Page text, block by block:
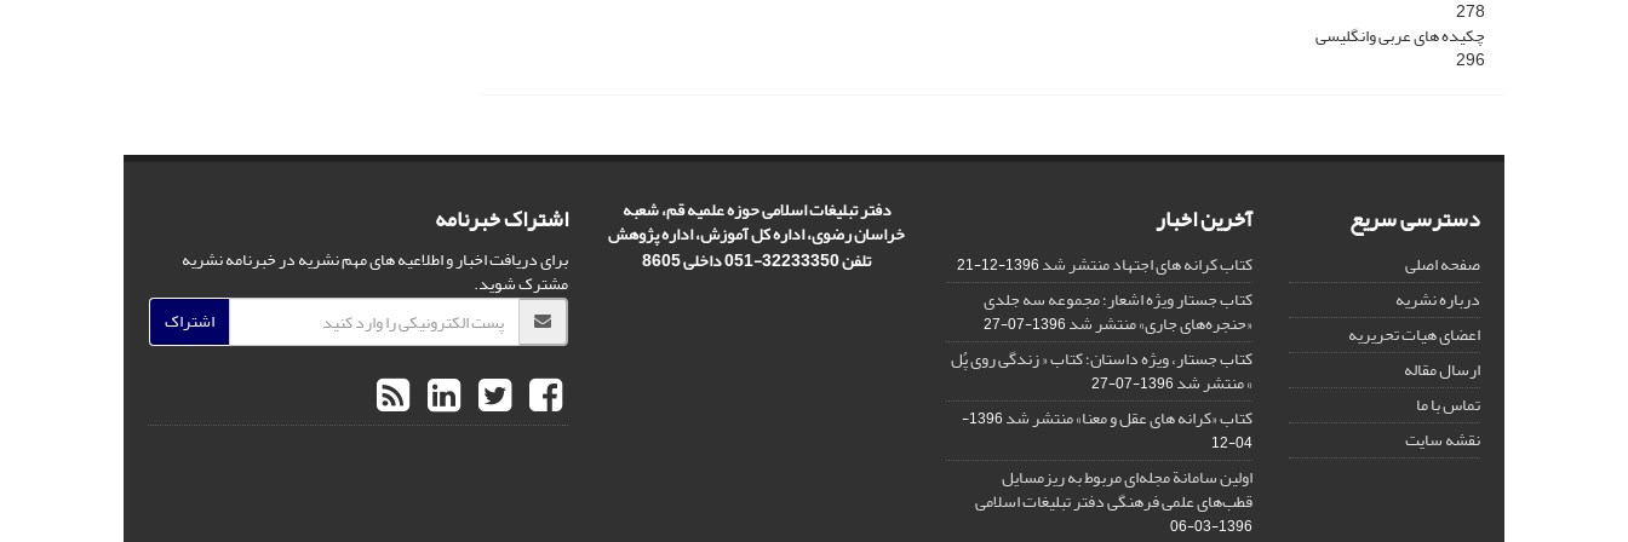
278
چکیده های عربی وانگلیسی
296
دسترسی سریع
صفحه اصلی
درباره نشریه
اعضای هیات تحریریه
ارسال مقاله
تماس با ما
نقشه سایت
آخرین اخبار
کتاب کرانه های اجتهاد منتشر شد1396-12-21
کتاب جستار ویژه اشعار؛ مجموعه سه جلدی
«حنجره‌های جاری» منتشر شد1396-07-27
کتاب جستار، ویژه داستان؛ کتاب « زندگی روی پُل
» منتشر شد1396-07-27
کتاب «کرانه های عقل و معنا» منتشر شد
1396-
04-12
اولین سامانة مجله‌ای مربوط به ریزمسایل‌
قطب‌های علمی فرهنگی دفتر تبلیغات اسلامی
1396-03-06
دفتر تبلیغات اسلامی حوزه علمیه قم، شعبه
خراسان رضوی، اداره کل آموزش، اداره پژوهش
تلفن 32233350-051 داخلی 8605
اشتراک خبرنامه
برای دریافت اخبار و اطلاعیه های مهم نشریه در خبرنامه نشریه
مشترک شوید.
اشتراک